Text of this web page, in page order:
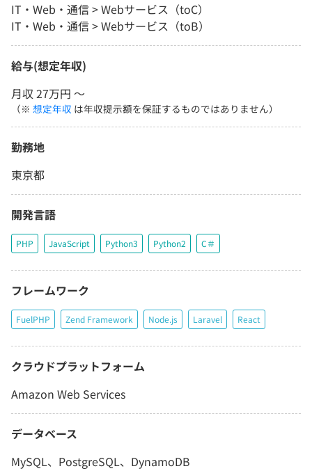
IT・Web・通信 > Webサービス（toC）
IT・Web・通信 > Webサービス（toB）
給与(想定年収)
月収 27万円 〜
（※ 想定年収 は年収提示額を保証するものではありません）
勤務地
東京都
開発言語
PHP JavaScript Python3 Python2 C＃
フレームワーク
FuelPHP Zend Framework Node.js Laravel React
クラウドプラットフォーム
Amazon Web Services
データベース
MySQL、PostgreSQL、DynamoDB